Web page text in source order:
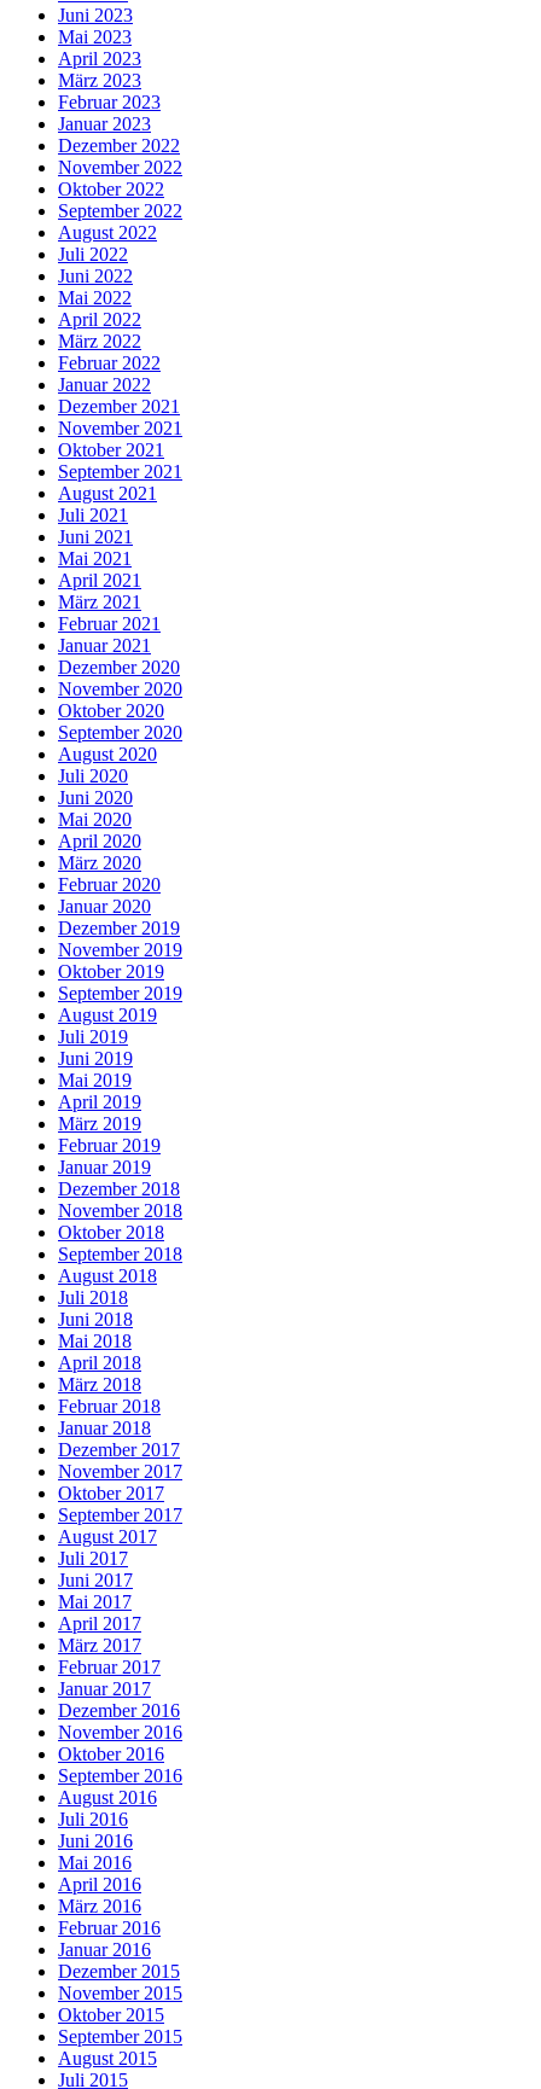
Juni 2023
Mai 2023
April 2023
März 2023
Februar 2023
Januar 2023
Dezember 2022
November 2022
Oktober 2022
September 2022
August 2022
Juli 2022
Juni 2022
Mai 2022
April 2022
März 2022
Februar 2022
Januar 2022
Dezember 2021
November 2021
Oktober 2021
September 2021
August 2021
Juli 2021
Juni 2021
Mai 2021
April 2021
März 2021
Februar 2021
Januar 2021
Dezember 2020
November 2020
Oktober 2020
September 2020
August 2020
Juli 2020
Juni 2020
Mai 2020
April 2020
März 2020
Februar 2020
Januar 2020
Dezember 2019
November 2019
Oktober 2019
September 2019
August 2019
Juli 2019
Juni 2019
Mai 2019
April 2019
März 2019
Februar 2019
Januar 2019
Dezember 2018
November 2018
Oktober 2018
September 2018
August 2018
Juli 2018
Juni 2018
Mai 2018
April 2018
März 2018
Februar 2018
Januar 2018
Dezember 2017
November 2017
Oktober 2017
September 2017
August 2017
Juli 2017
Juni 2017
Mai 2017
April 2017
März 2017
Februar 2017
Januar 2017
Dezember 2016
November 2016
Oktober 2016
September 2016
August 2016
Juli 2016
Juni 2016
Mai 2016
April 2016
März 2016
Februar 2016
Januar 2016
Dezember 2015
November 2015
Oktober 2015
September 2015
August 2015
Juli 2015